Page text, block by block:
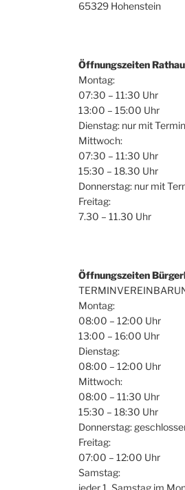
65329 Hohenstein
Öffnungszeiten
Montag:
07:30 – 11:30 Uhr
13:00 – 15:00 Uhr
Dienstag: nur mit
Mittwoch:
07:30 – 11:30 Uhr
15:30 – 18.30 Uhr
Donnerstag: nur mit
Freitag:
7.30 – 11.30 Uhr
Öffnungszeiten
Montag:
08:00 – 12:00 Uhr
13:00 – 16:00 Uhr
Dienstag:
08:00 – 12:00 Uhr
Mittwoch:
08:00 – 11:30 Uhr
15:30 – 18:30 Uhr
Donnerstag:
Freitag:
07:00 – 12:00 Uhr
Samstag:
jeder 1. Samstag im